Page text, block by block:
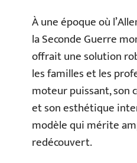
À une époque où
la Seconde Guerre
offrait une solution
les familles et les
moteur puissant, son
et son esthétique
modèle qui mérite
redécouvert.